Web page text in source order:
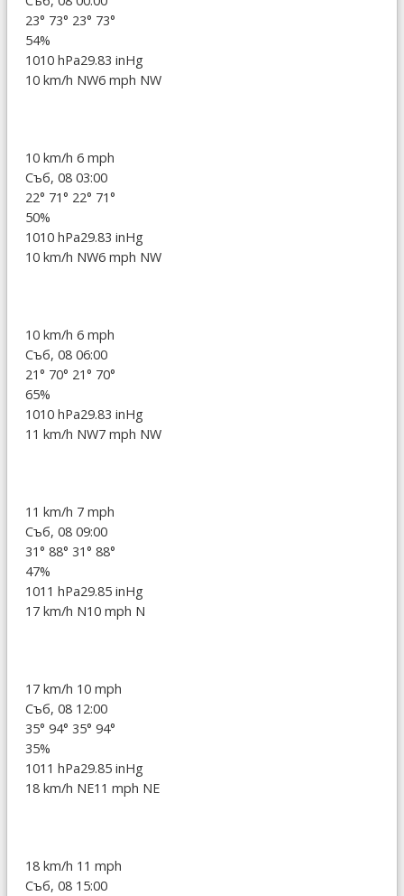
23° 73° 23° 73°
54%
1010 hPa29.83 inHg
10 km/h NW6 mph NW
10 km/h 6 mph
Съб, 08 03:00
22° 71° 22° 71°
50%
1010 hPa29.83 inHg
10 km/h NW6 mph NW
10 km/h 6 mph
Съб, 08 06:00
21° 70° 21° 70°
65%
1010 hPa29.83 inHg
11 km/h NW7 mph NW
11 km/h 7 mph
Съб, 08 09:00
31° 88° 31° 88°
47%
1011 hPa29.85 inHg
17 km/h N10 mph N
17 km/h 10 mph
Съб, 08 12:00
35° 94° 35° 94°
35%
1011 hPa29.85 inHg
18 km/h NE11 mph NE
18 km/h 11 mph
Съб, 08 15:00